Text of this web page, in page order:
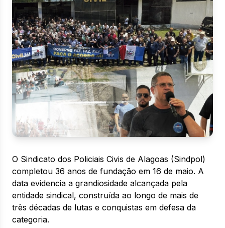
O Sindicato dos Policiais Civis de Alagoas (Sindpol)
completou 36 anos de fundação em 16 de maio. A
data evidencia a grandiosidade alcançada pela
entidade sindical, construída ao longo de mais de
três décadas de lutas e conquistas em defesa da
categoria.